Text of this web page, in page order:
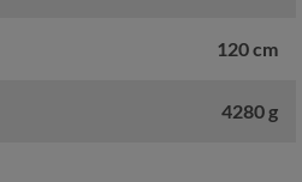
120 cm
4280 g